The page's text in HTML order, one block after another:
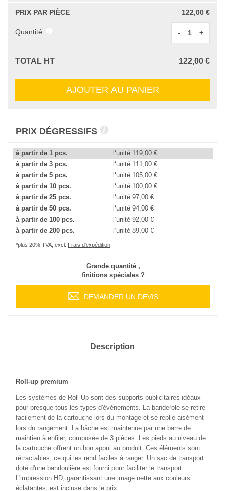
PRIX PAR PIÈCE 122,00 €
Quantité - +
TOTAL HT 122,00 €
AJOUTER AU PANIER
PRIX DÉGRESSIFS
à partir de 1 pcs. l‘unité 119,00 €
à partir de 3 pcs.
l‘unité 111,00 €
à partir de 5 pcs.
l‘unité 105,00 €
à partir de 10 pcs.
l‘unité 100,00 €
à partir de 25 pcs.
l‘unité97,00 €
à partir de 50 pcs.
l‘unité94,00 €
à partir de 100 pcs.
l‘unité92,00 €
à partir de 200 pcs.
l‘unité89,00 €
*plus 20% TVA, excl. Frais d'expédition
Grande quantité ,
finitions spéciales ?
DEMANDER UN DEVIS
Description
Roll-up premium
Les systèmes de Roll-Up sont des supports publicitaires idéaux
pour presque tous les types d'événements. La banderole se retire
facilement de la cartouche lors du montage et se replie aisément
lors du rangement. La bâche est maintenue par une barre de
maintien à enfiler, composée de 3 pièces. Les pieds au niveau de
la cartouche offrent un bon appui au produit. Ces éléments sont
rétractables, ce qui les rend faciles à ranger. Un sac de transport
doté d'une bandoulière est fourni pour faciliter le transport.
L'impression HD, garantissant une image nette aux couleurs
éclatantes, est incluse dans le prix.